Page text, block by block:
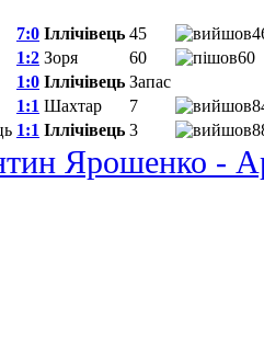
7:0 Іллічівець 45
1:2 Зоря 60
60
1:0 Іллічівець Запас
1:1 Шахтар 7
1:1 Іллічівець 3
Ярошенко -